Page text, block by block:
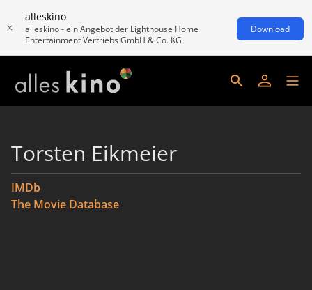
alleskino
alleskino - ein Angebot der Lighthouse Home
Entertainment Vertriebs GmbH & Co. KG
Download
Torsten Eikmeier
IMDb
The Movie Database